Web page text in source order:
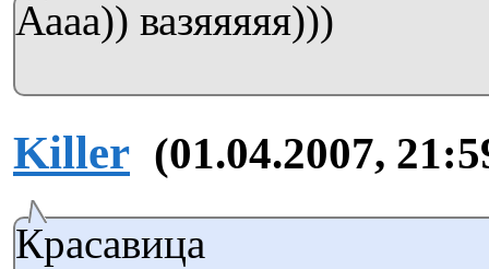
Аааа)) вазяяяяя)))
Killer (01.04.2007,
Красавица